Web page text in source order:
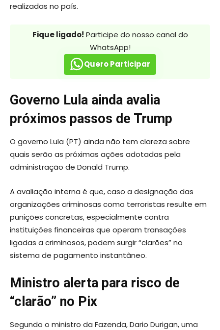
realizadas no país.
Fique ligado! Participe do nosso canal do
WhatsApp!
Quero Participar
Governo Lula ainda avalia
próximos passos de Trump
O governo Lula (PT) ainda não tem clareza sobre
quais serão as próximas ações adotadas pela
administração de Donald Trump.
A avaliação interna é que, caso a designação das
organizações criminosas como terroristas resulte em
punições concretas, especialmente contra
instituições financeiras que operam transações
ligadas a criminosos, podem surgir “clarões” no
sistema de pagamento instantâneo.
Ministro alerta para risco de
“clarão” no Pix
Segundo o ministro da Fazenda, Dario Durigan, uma